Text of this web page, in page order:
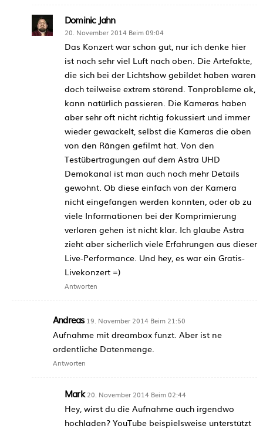
Dominic Jahn
20. November 2014 Beim 09:04
Das Konzert war schon gut, nur ich denke hier
ist noch sehr viel Luft nach oben. Die Artefakte,
die sich bei der Lichtshow gebildet haben waren
doch teilweise extrem störend. Tonprobleme ok,
kann natürlich passieren. Die Kameras haben
aber sehr oft nicht richtig fokussiert und immer
wieder gewackelt, selbst die Kameras die oben
von den Rängen gefilmt hat. Von den
Testübertragungen auf dem Astra UHD
Demokanal ist man auch noch mehr Details
gewohnt. Ob diese einfach von der Kamera
nicht eingefangen werden konnten, oder ob zu
viele Informationen bei der Komprimierung
verloren gehen ist nicht klar. Ich glaube Astra
zieht aber sicherlich viele Erfahrungen aus dieser
Live-Performance. Und hey, es war ein Gratis-
Livekonzert =)
Antworten
Andreas 19. November 2014 Beim 21:50
Aufnahme mit dreambox funzt. Aber ist ne
ordentliche Datenmenge.
Antworten
Mark 20. November 2014 Beim 02:44
Hey, wirst du die Aufnahme auch irgendwo
hochladen? YouTube beispielsweise unterstützt